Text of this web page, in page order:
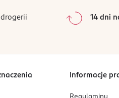
TREHALOSE, CAPRYLYL
DIMETHICONE
krok pielęgnacji skóry.
0%
Sortowanie wgdata: od
14 dni
Informacje